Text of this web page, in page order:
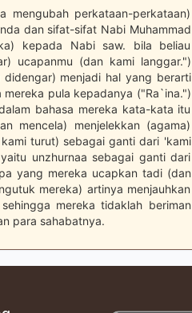
mengubah perkataan-perkataan)
dan sifat-sifat Nabi Muhammad
kepada Nabi saw. bila beliau
ucapanmu (dan kami langgar.")
menjadi hal yang berarti
pula kepadanya ("Ra`ina.")
bahasa mereka kata-kata itu
mencela) menjelekkan (agama)
turut) sebagai ganti dari 'kami
unzhurnaa sebagai ganti dari
yang mereka ucapkan tadi (dan
mereka) artinya menjauhkan
mereka tidaklah beriman
para sahabatnya.